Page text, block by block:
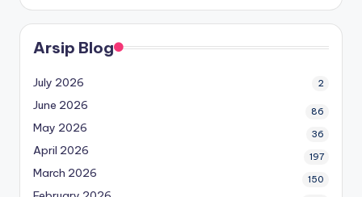
Arsip Blog
July 2026 2
June 2026 86
May 2026 36
April 2026 197
March 2026 150